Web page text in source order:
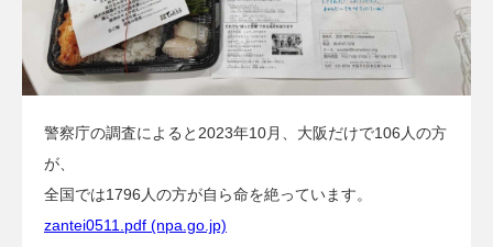
警察庁の調査によると2023年10月、大阪だけで106人の方
が、
全国では1796人の方が自ら命を絶っています。
zantei0511.pdf (npa.go.jp)